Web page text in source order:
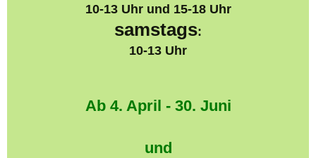
10-13 Uhr und 15-18 Uhr
samstags:
10-13 Uhr
Ab 4. April -30. Juni
und